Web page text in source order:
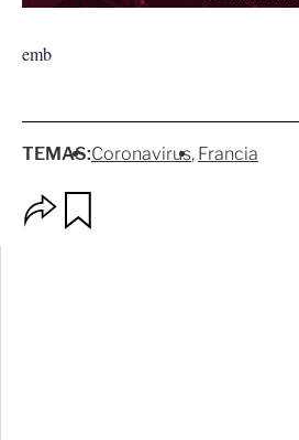
emb
TEMAS:Coronavirus Francia
p